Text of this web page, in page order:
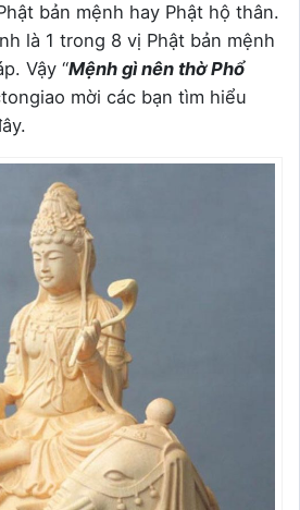
bản mệnh hay Phật hộ thân.
là 1 trong 8 vị Phật bản mệnh
Vậy “Mệnh gì nên thờ Phổ
mời các bạn tìm hiểu